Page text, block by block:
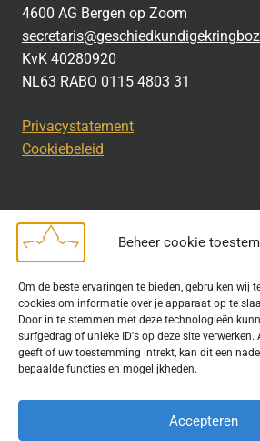
Beheer cookie
Om de beste ervaringen te bieden, gebruiken wij
cookies om informatie over je apparaat op te
Door in te stemmen met deze technologieën
surfgedrag of unieke ID's op deze site
geeft of uw toestemming intrekt, kan dit een
bepaalde functies en mogelijkheden.
Accepteren
4600 AG Bergen op Zoom
KvK 40280920
NL63 RABO 0115 4803 31
Privacystatement
Cookiebeleid
Bij het uitdragen van de doelstelling van
Kring wordt gebruik gemaakt van
waarvoor toestemming is verleend. Indien
publicatie van tekst of beeld aantreft die